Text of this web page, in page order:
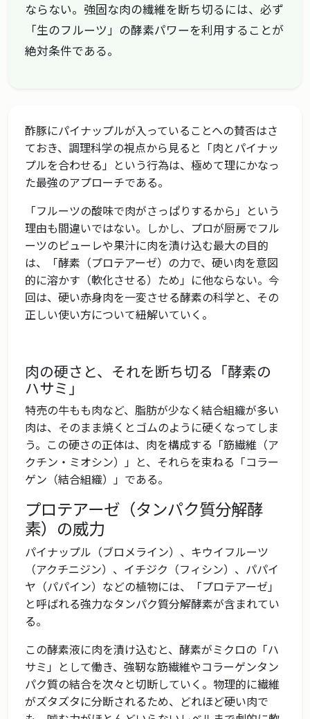
ならない。強固な肉の繊維を断ち切るには、必ず
「生のフルーツ」の酵素パワーを利用することが
絶対条件である。
酢豚にパイナップルが入っていることへの賛否はさ
ておき、調理科学の視点から見ると「肉とパイナッ
プルを合わせる」という行為は、極めて理にかなっ
た最強のアプローチである。
「フルーツの酸味で肉がさっぱりするから」という
理由も間違いではない。しかし、プロが厨房でフル
ーツのピューレや果汁に肉を漬け込む最大の目的
は、「酵素（プロテアーゼ）の力で、硬い肉を意図
的に溶かす（軟化させる）ため」に他ならない。今
回は、硬い赤身肉を一変させる酵素の科学と、その
正しい使い方について紐解いていく。
肉の硬さと、それを断ち切る「酵素の
ハサミ」
特売の牛もも肉など、脂肪が少なく結合組織が多い
肉は、そのまま焼くとゴムのように硬くなってしま
う。この硬さの正体は、肉を構成する「筋繊維（ア
クチン・ミオシン）」と、それらを束ねる「コラー
ゲン（結合組織）」である。
プロテアーゼ（タンパク質分解酵
素）の威力
パイナップル（ブロメライン）、キウイフルーツ
（アクチニジン）、イチジク（フィシン）、パパイ
ヤ（パパイン）などの植物には、「プロテアーゼ」
と呼ばれる強力なタンパク質分解酵素が含まれてい
る。
この酵素液に肉を漬け込むと、酵素がミクロの「ハ
サミ」として働き、強靭な筋繊維やコラーゲンタン
パク質の結合を次々と切断していく。物理的に繊維
がズタズタに分断されるため、どれほど硬い肉で